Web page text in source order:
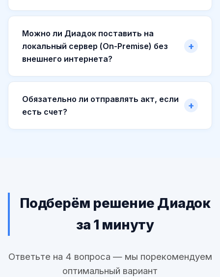
Можно ли Диадок поставить на
локальный сервер (On-Premise) без
внешнего интернета?
Обязательно ли отправлять акт, если
есть счет?
Подберём решение Диадок
за 1 минуту
Ответьте на 4 вопроса — мы порекомендуем
оптимальный вариант